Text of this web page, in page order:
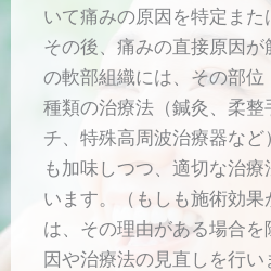
いて痛みの原因を特定また
その後、痛みの直接原因
の軟部組織には、その部位
種類の治療法（鍼灸、柔整
チ、特殊高周波治療器な
も加味しつつ、適切な治
います。（もしも施術効
は、その理由がある場合
因や治療法の見直しを行い